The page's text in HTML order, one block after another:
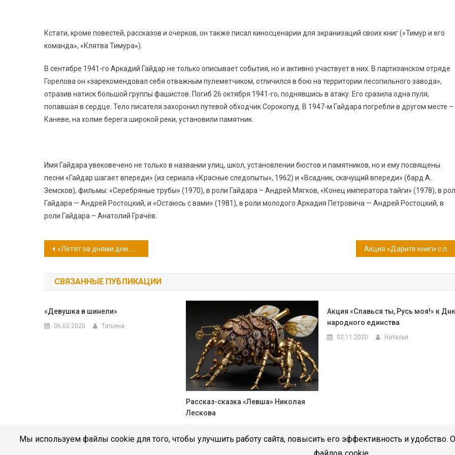
Кстати, кроме повестей, рассказов и очерков, он также писал киносценарии для экранизаций своих книг («Тимур и его
команда», «Клятва Тимура»).
В сентябре 1941-го Аркадий Гайдар не только описывает события, но и активно участвует в них. В партизанском отряде
Горелова он «зарекомендовал себя отважным пулеметчиком, отличился в бою на территории лесопильного завода»,
отразив натиск большой группы фашистов. Погиб 26 октября 1941-го, поднявшись в атаку. Его сразила одна пуля,
попавшая в сердце. Тело писателя захоронил путевой обходчик Сорокопуд. В 1947-м Гайдара погребли в другом месте –
Каневе, на холме берега широкой реки, установили памятник.
Имя Гайдара увековечено не только в названии улиц, школ, установлении бюстов и памятников, но и ему посвящены
песни «Гайдар шагает впереди» (из сериала «Красные следопыты», 1962) и «Всадник, скачущий впереди» (бард А.
Земсков), фильмы: «Серебряные трубы» (1970), в роли Гайдара – Андрей Мягков, «Конец императора тайги» (1978), в
Гайдара — Андрей Ростоцкий, и «Остаюсь с вами» (1981), в роли молодого Аркадия Петровича — Андрей Ростоцкий, в
роли Гайдара – Анатолий Грачёв.
Навигация
по
записям
«Летят за днями дни…» (Василий Лановой — 90 лет со дня рождения)
СВЯЗАННЫЕ ПУБЛИКАЦИИ
«Девушка в шинели»
06.05.2020 Татьяна
Рассказ-сказка «Левша» Николая
Лескова
Акция «Славься ты, Русь моя!» к
народного единства
02.11.2020 Наталья
Мы используем файлы cookie для того, чтобы улучшить работу сайта, повысить его эффективность и удобство.